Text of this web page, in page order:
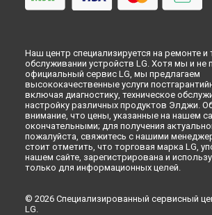
Наш центр специализируется на ремонте и
обслуживании устройств LG. Хотя мы и не
официальный сервис LG, мы предлагаем
высококачественные услуги
включая диагностику, техническое
настройку различных продуктов Элджи.
внимание, что цены, указанные на нашем
окончательными; для получения
пожалуйста, свяжитесь с нашими
стоит отметить, что торговая марка LG,
нашем сайте, зарегистрирована и
только для информационных целей.
© 2026 Специализированный сервисный
LG.